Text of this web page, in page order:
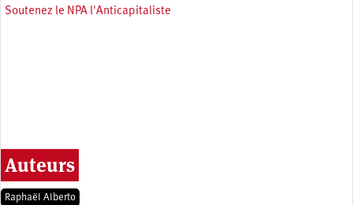
Soutenez le NPA l'Anticapitaliste
Auteurs
Raphaël Alberto